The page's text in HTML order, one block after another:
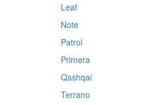
Leaf
Note
Patrol
Primera
Qashqai
Terrano